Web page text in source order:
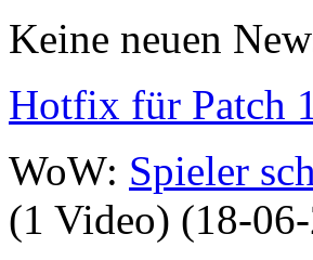
Keine neuen
Hotfix für Patch
WoW: Spieler
(1 Video) (18-